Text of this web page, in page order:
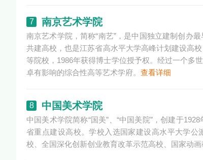
7 南京艺术学院
南京艺术学院，简称“南艺”，是中国独立建制创办
共建高校，也是江苏省高水平大学高峰计划建设高
等院校，1986年获得博士学位授予权。经过一个多
卓有影响的综合性高等艺术学府。 查看详细
8 中国美术学院
中国美术学院简称“国美”、“中国美院”，创建于
省重点建设高校。学校入选国家建设高水平大学公
校、全国深化创新创业教育改革示范高校、国家动